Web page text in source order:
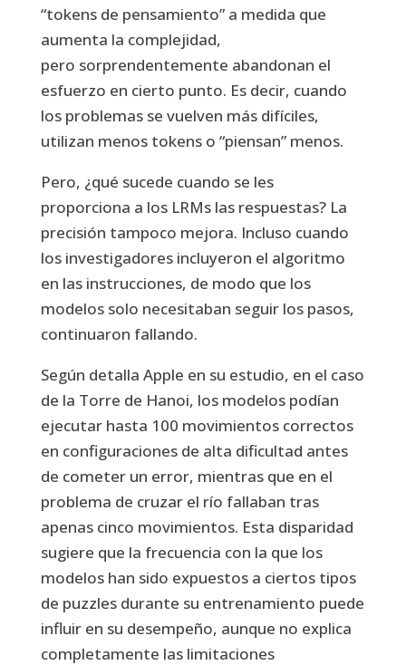
“tokens de pensamiento” a medida que
aumenta la complejidad,
pero sorprendentemente abandonan el
esfuerzo en cierto punto. Es decir, cuando
los problemas se vuelven más difíciles,
utilizan menos tokens o “piensan” menos.
Pero, ¿qué sucede cuando se les
proporciona a los LRMs las respuestas? La
precisión tampoco mejora. Incluso cuando
los investigadores incluyeron el algoritmo
en las instrucciones, de modo que los
modelos solo necesitaban seguir los pasos,
continuaron fallando.
Según detalla Apple en su estudio, en el caso
de la Torre de Hanoi, los modelos podían
ejecutar hasta 100 movimientos correctos
en configuraciones de alta dificultad antes
de cometer un error, mientras que en el
problema de cruzar el río fallaban tras
apenas cinco movimientos. Esta disparidad
sugiere que la frecuencia con la que los
modelos han sido expuestos a ciertos tipos
de puzzles durante su entrenamiento puede
influir en su desempeño, aunque no explica
completamente las limitaciones